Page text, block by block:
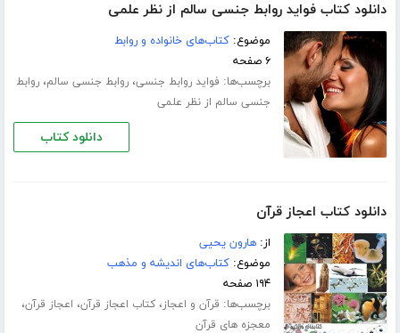
دانلود کتاب فواید روابط جنسی سالم از نظر علمی
موضوع:کتاب‌های خانواده و روابط
۶ صفحه
برچسب‌ها: فواید روابط جنسی،روابط جنسی سالم،روابط
جنسی سالم از نظر علمی
دانلود کتاب
دانلود کتاب اعجاز قرآن
از:هارون یحیی
موضوع:کتاب‌های اندیشه و مذهب
۱۹۴ صفحه
برچسب‌ها: قرآن و اعجاز،کتاب اعجاز قرآن، اعجاز قرآن،
معجزه های قرآن